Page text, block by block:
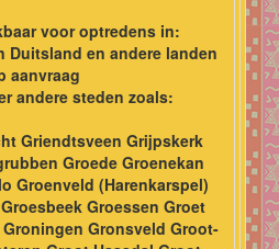
voor optredens in:
Duitsland en andere landen
aanvraag
andere steden zoals:
Griendtsveen Grijpskerk
Groede Groenekan
Groenveld (Harenkarspel)
Groessen Groet
Gronsveld Groot-